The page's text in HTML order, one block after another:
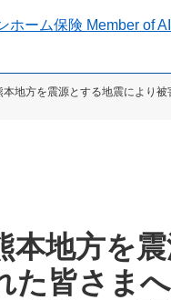
本地方を震源とする地震により
本地方を
た皆さま